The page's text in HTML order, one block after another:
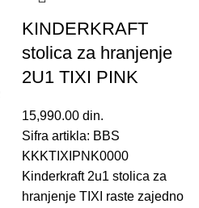
KINDERKRAFT
stolica za hranjenje
2U1 TIXI PINK
15,990.00 din.
Sifra artikla: BBS
KKKTIXIPNK0000
Kinderkraft 2u1 stolica za
hranjenje TIXI raste zajedno